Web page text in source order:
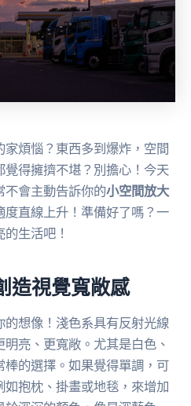
煩惱？東西多到爆炸，空間
得擁擠不堪？別擔心！今天
不會主動告訴你的小空間放大
直線上升！準備好了嗎？一
生活吧！
造視覺寬敞感
想像！淺色系具有反射光線
亮、更寬敞。尤其是白色、
的選擇。如果覺得單調，可
抱枕、掛畫或地毯，來增加